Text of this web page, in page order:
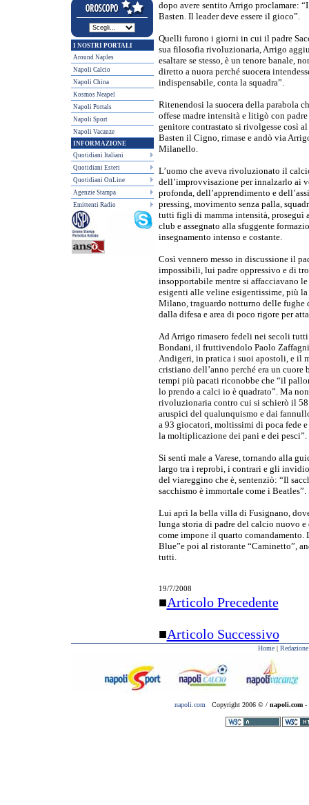
I NOSTRI PORTALI
Around Naples
Napoli Calcio
Napoli China
Kosmos Neapel
Napoli Portals
Napoli Sport
Napoli Vacanze
INFORMAZIONE
Quotidiani Italiani
Quotidiani Esteri
Quotidiani OnLine
Agenzie Stampa
Emittenti Radio
dopo avere sentito Arrigo proclamare:
Basten. Il leader deve essere il gioco”.
Quelli furono i giorni in cui il padre
sua filosofia rivoluzionaria, Arrigo
esaltare se stesso, è un tenore banale,
diretto a nuora perché suocera
indispensabile, conta la squadra”.
Ritenendosi la suocera della parabola
offese madre intensità e litigò con
genitore contrastato si rivolgesse così
Basten il Cigno, rimase e andò via
Milanello.
L’uomo che aveva rivoluzionato il
dell’improvvisazione per innalzarlo ai
profonda, dell’apprendimento e
pressing, movimento senza palla,
tutti figli di mamma intensità, proseguì
club e assegnato alla sfuggente
insegnamento intenso e costante.
Così vennero messo in discussione il
impossibili, lui padre oppressivo e di
insopportabile mentre si affacciavano
esigenti alle veline esigentissime, più
Milano, traguardo notturno delle
dalla difesa e area di poco rigore per
Ad Arrigo rimasero fedeli nei secoli
Bondani, il fruttivendolo Paolo
Andigeri, in pratica i suoi apostoli, e il
cristiano dell’anno perché era un
tempi più pacati riconobbe che “il
lo prendo a calci io è quadrato”. Ma
rivoluzionaria contro cui si schierò il
aruspici del qualunquismo e dai
a 93 giocatori, moltissimi di poca fede
la moltiplicazione dei pani e dei pesci”.
Si sentì male a Varese, tornando alla
largo tra i reprobi, i contrari e gli
del viareggino che è, sentenziò: “Il
sacchismo è immortale come i Beatles”.
Lui aprì la bella villa di Fusignano,
lunga storia di padre del calcio nuovo
come impone il quarto comandamento.
Blue”e poi al ristorante “Caminetto”,
tutti.
19/7/2008
■Articolo Precedente
■Articolo Successivo
Home| Redazione
napoli.com Copyright 2006 © / napoli.com-